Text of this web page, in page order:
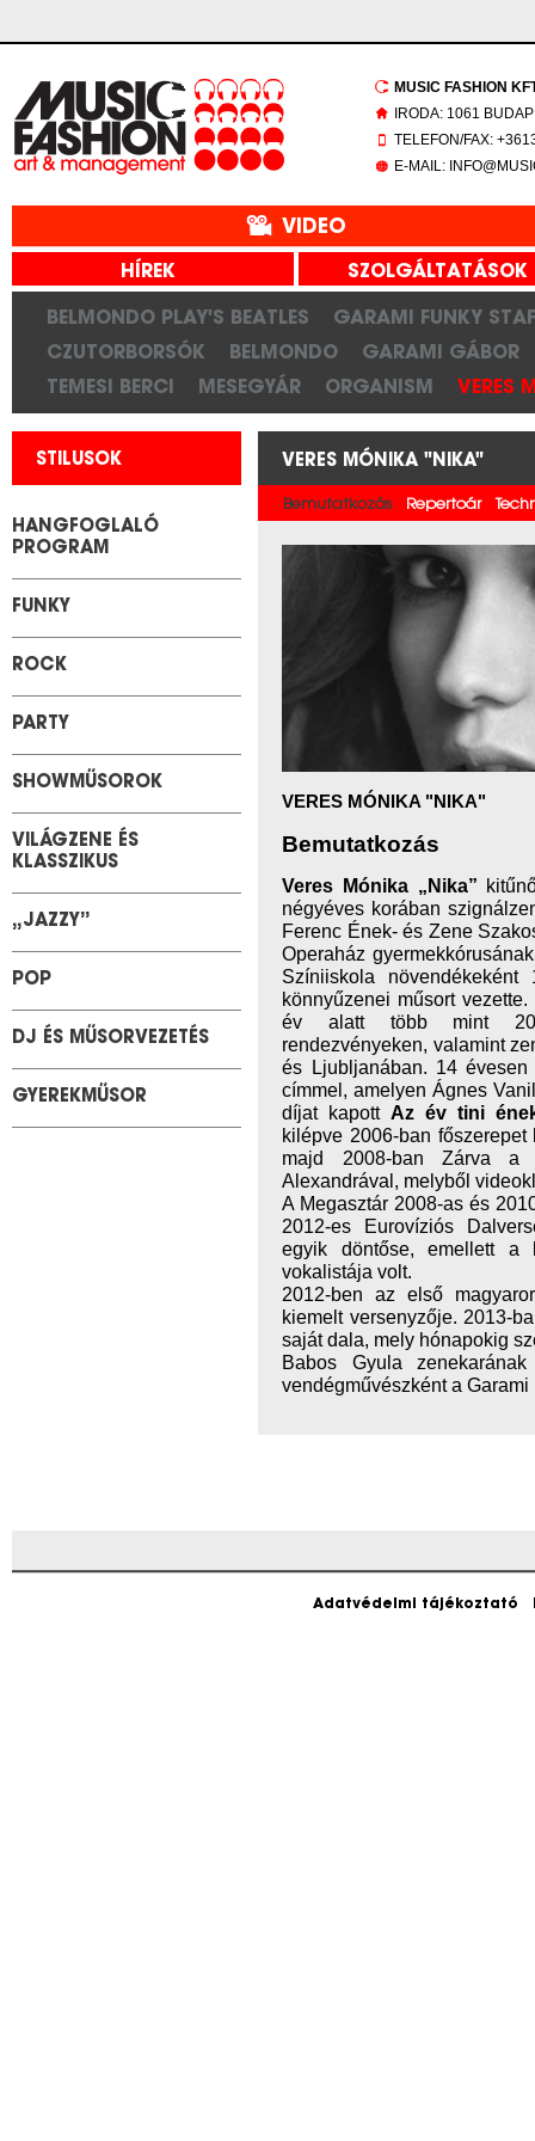
MUSIC FASHION
IRODA: 1061
TELEFON/FAX:
E-MAIL:
VIDEO
HÍREK SZOLGÁLTATÁSOK
BELMONDO PLAY'S BEATLES
GARAMI FUNKY
CZUTORBORSÓK
BELMONDO
GARAMI GÁBOR
TEMESI BERCI
MESEGYÁR ORGANISM VERES
STILUSOK
HANGFOGLALÓ
PROGRAM
FUNKY
ROCK
PARTY
SHOWMŰSOROK
VILÁGZENE ÉS
KLASSZIKUS
„JAZZY”
POP
DJ ÉS MŰSORVEZETÉS
GYEREKMŰSOR
VERES MÓNIKA "NIKA"
Bemutatkozás Repertoár
VERES MÓNIKA "NIKA"
Bemutatkozás
Veres Mónika „Nika”
négyéves korában
Ferenc Ének- és Zene
Operaház
Színiiskola
könnyűzenei műsort
év alatt több mint 200
rendezvényeken, valamint
és Ljubljanában. 14
címmel, amelyen Ágnes
díjat kapottAz év tini
kilépve 2006-ban
majd 2008-ban Zárva a
Alexandrával, melyből
A Megasztár 2008-as és
2012-es Eurovíziós
egyik döntőse, emellett a
vokalistája volt.
2012-ben az első
kiemelt versenyzője. 2013-
saját dala, mely hónapokig
Babos Gyula
vendégművészként a
Adatvédelmi tájékoztató